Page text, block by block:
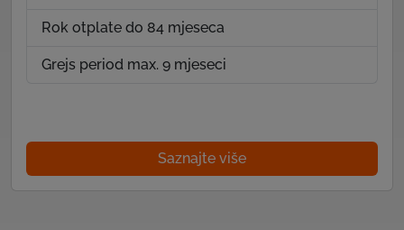
Rok otplate do 84 mjeseca
Grejs period max. 9 mjeseci
Saznajte više